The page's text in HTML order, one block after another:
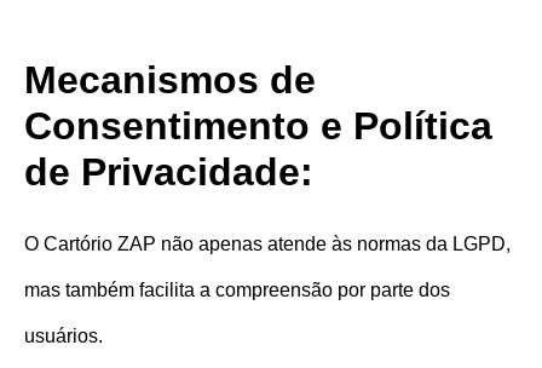
Mecanismos de
Consentimento e Política
de Privacidade:
O Cartório ZAP não apenas atende às normas da LGPD,
mas também facilita a compreensão por parte dos
usuários.